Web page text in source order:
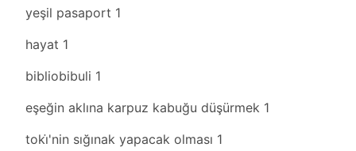
yeşil pasaport 1
hayat 1
bibliobibuli 1
eşeğin aklına karpuz kabuğu düşürmek 1
toki̇'nin sığınak yapacak olması 1